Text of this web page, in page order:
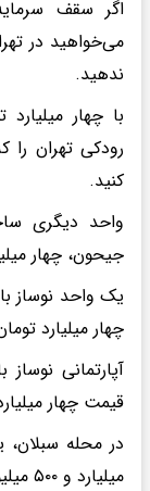
می‌خواهید در
ندهید.
رودکی تهران
کنید.
جیحون، چهار
چهار میلیارد
قیمت چهار
میلیارد و ۵۰۰ میلیون تومان قیمت دارد.